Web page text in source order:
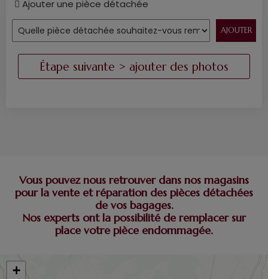
Ajouter une pièce détachée
Vous pouvez nous retrouver dans nos magasins
pour la vente et réparation des pièces détachées
de vos bagages.
Nos experts ont la possibilité de remplacer sur
place votre pièce endommagée.
+